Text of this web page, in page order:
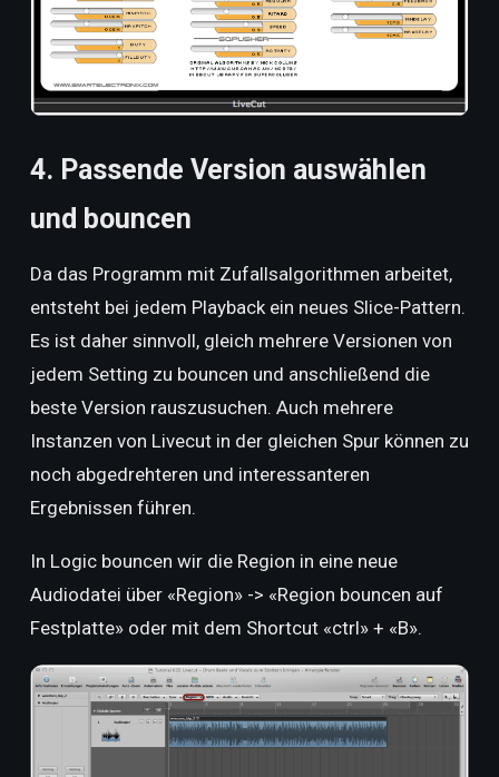
4. Passende Version auswählen
und bouncen
Da das Programm mit Zufallsalgorithmen arbeitet,
entsteht bei jedem Playback ein neues Slice-Pattern.
Es ist daher sinnvoll, gleich mehrere Versionen von
jedem Setting zu bouncen und anschließend die
beste Version rauszusuchen. Auch mehrere
Instanzen von Livecut in der gleichen Spur können zu
noch abgedrehteren und interessanteren
Ergebnissen führen.
In Logic bouncen wir die Region in eine neue
Audiodatei über «Region» -> «Region bouncen auf
Festplatte» oder mit dem Shortcut «ctrl» + «B».